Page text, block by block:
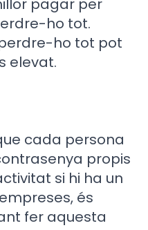
pagar per
ho tot.
ho tot pot
elevat.
cada persona
propis
si hi ha un
és
fer aquesta